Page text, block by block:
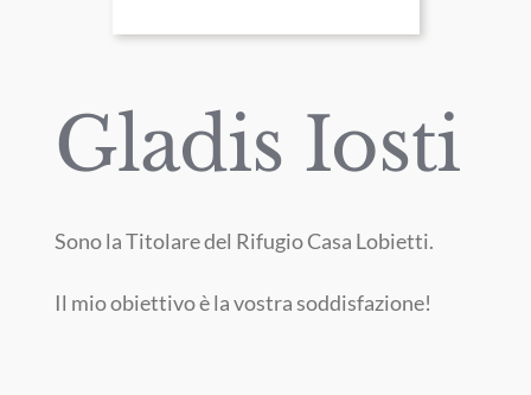
Gladis Iosti
Sono la Titolare del Rifugio Casa Lobietti.
Il mio obiettivo è la vostra soddisfazione!